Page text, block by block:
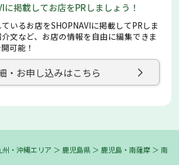
に掲載してお店をPRしましょう！
いるお店をSHOPNAVIに掲載してPRしま
文など、お店の情報を自由に編集できま
可能！
・お申し込みはこちら
州・沖縄エリア ＞ 鹿児島県 ＞ 鹿児島・南薩摩 ＞ 南